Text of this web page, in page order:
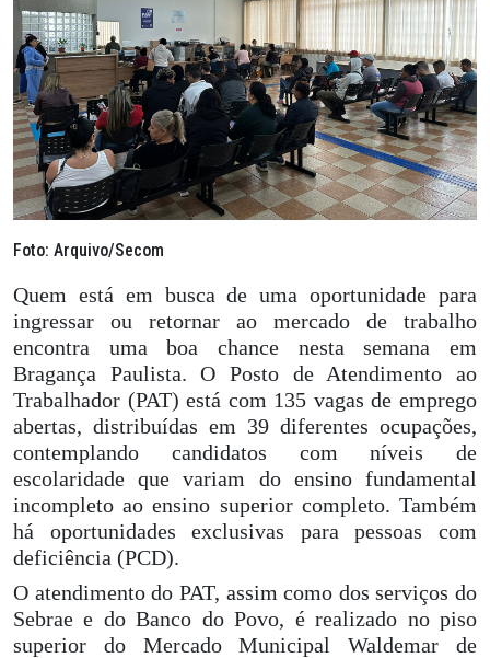
Foto: Arquivo/Secom
Quem está em busca de uma oportunidade para
ingressar ou retornar ao mercado de trabalho
encontra uma boa chance nesta semana em
Bragança Paulista. O Posto de Atendimento ao
Trabalhador (PAT) está com 135 vagas de emprego
abertas, distribuídas em 39 diferentes ocupações,
contemplando candidatos com níveis de
escolaridade que variam do ensino fundamental
incompleto ao ensino superior completo. Também
há oportunidades exclusivas para pessoas com
deficiência (PCD).
O atendimento do PAT, assim como dos serviços do
Sebrae e do Banco do Povo, é realizado no piso
superior do Mercado Municipal Waldemar de